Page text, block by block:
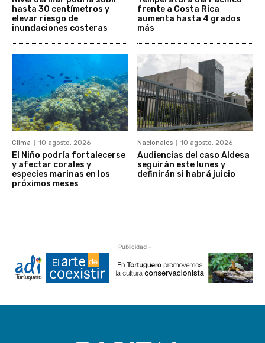
hasta 30 centímetros y
elevar riesgo de
inundaciones costeras
frente a Costa Rica
aumenta hasta 4 grados
más
Clima 10 agosto, 2026
El Niño podría fortalecerse
y afectar corales y
especies marinas en los
próximos meses
Nacionales 10 agosto, 2026
Audiencias del caso Aldesa
seguirán este lunes y
definirán si habrá juicio
- Publicidad -